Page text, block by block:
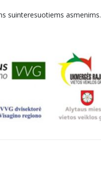
suinteresuotiems asmenims.